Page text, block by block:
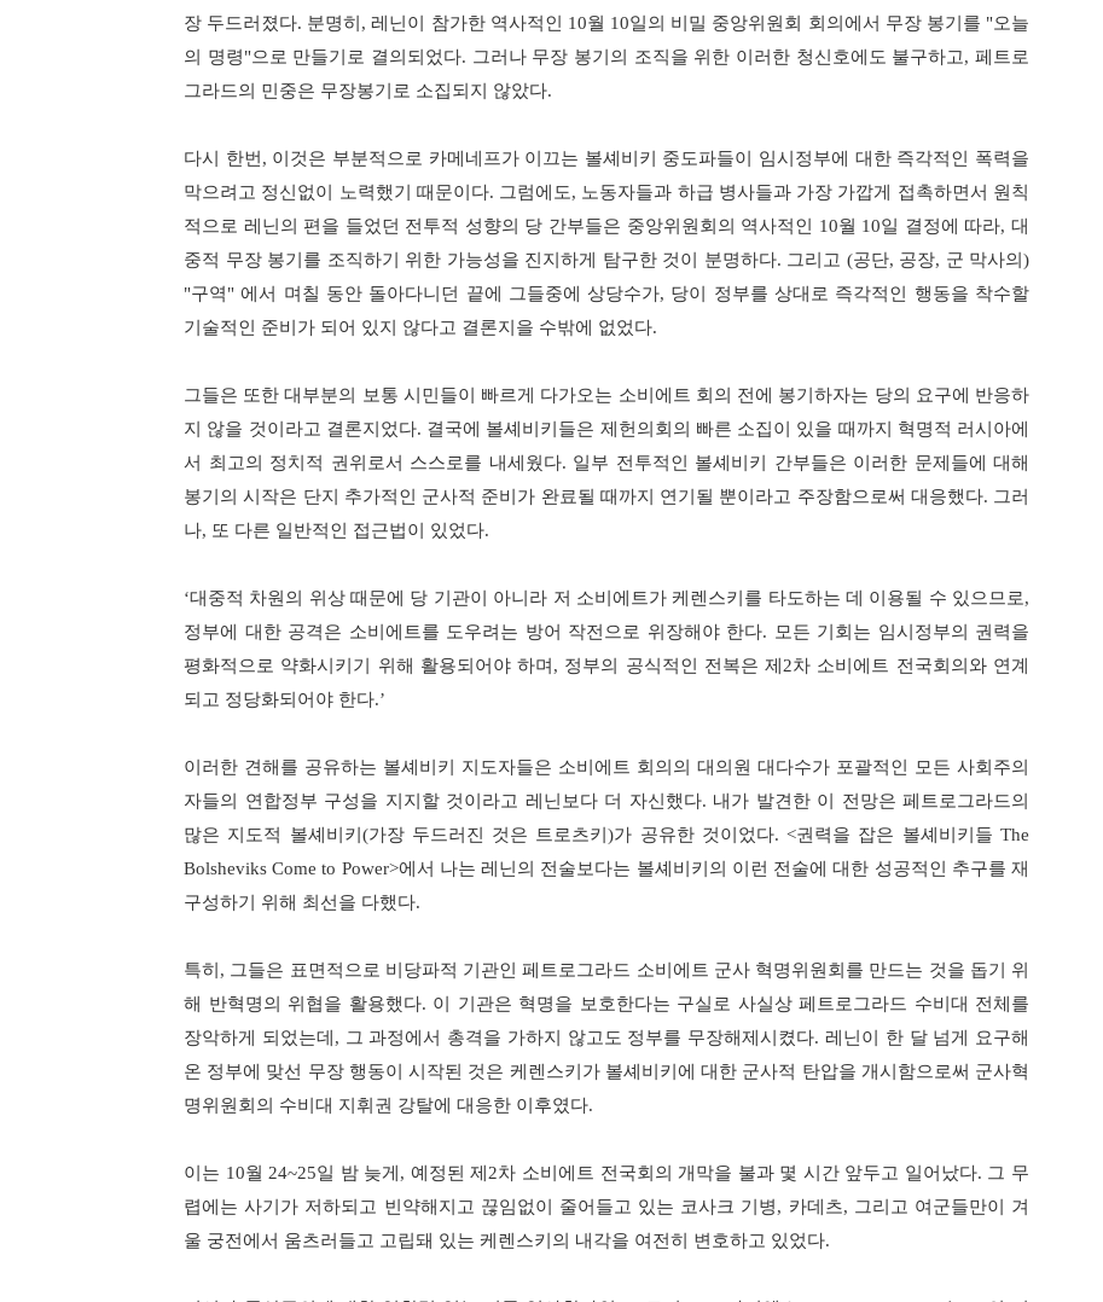
장 두드러졌다. 분명히 ,레닌이 참가한 역사적인 10월 10일의 비밀 중앙위원회 회의에서 무장 봉기를 "오늘
의 명령"으로 만들기로 결의되었다. 그러나 무장 봉기의 조직을 위한 이러한 청신호에도 불구하고,페트로
그라드의 민중은 무장봉기로 소집되지 않았다.
다시 한번 , 이것은 부분적으로 카메네프가 이끄는 볼셰비키 중도파들이 임시정부에 대한 즉각적인 폭력을
막으려고 정신없이 노력했기 때문이다. 그럼에도, 노동자들과 하급 병사들과 가장 가깝게 접촉하면서 원칙
적으로 레닌의 편을 들었던 전투적 성향의 당 간부들은 중앙위원회의 역사적인 10월 10일 결정에 따라,대
중적 무장 봉기를 조직하기 위한 가능성을 진지하게 탐구한 것이 분명하다. 그리고 (공단, 공장, 군 막사의 )
"구역" 에서 며칠 동안 돌아다니던 끝에 그들중에 상당수가, 당이 정부를 상대로 즉각적인 행동을 착수할
기술적인 준비가 되어 있지 않다고 결론지을 수밖에 없었다.
그들은 또한 대부분의 보통 시민들이 빠르게 다가오는 소비에트 회의 전에 봉기하자는 당의 요구에 반응하
지 않을 것이라고 결론지었다. 결국에 볼셰비키들은 제헌의회의 빠른 소집이 있을 때까지 혁명적 러시아에
서 최고의 정치적 권위로서 스스로를 내세웠다. 일부 전투적인 볼셰비키 간부들은 이러한 문제들에 대해
봉기의 시작은 단지 추가적인 군사적 준비가 완료될 때까지 연기될 뿐이라고 주장함으로써 대응했다. 그러
나, 또 다른 일반적인 접근법이 있었다.
‘대중적 차원의 위상 때문에 당 기관이 아니라 저 소비에트가 케렌스키를 타도하는 데 이용될 수 있으므로,
정부에 대한 공격은 소비에트를 도우려는 방어 작전으로 위장해야 한다. 모든 기회는 임시정부의 권력을
평화적으로 약화시키기 위해 활용되어야 하며 , 정부의 공식적인 전복은 제 2차 소비에트 전국회의와 연계
되고 정당화되어야 한다.’
이러한 견해를 공유하는 볼셰비키 지도자들은 소비에트 회의의 대의원 대다수가 포괄적인 모든 사회주의
자들의 연합정부 구성을 지지할 것이라고 레닌보다 더 자신했다. 내가 발견한 이 전망은 페트로그라드의
많은 지도적 볼셰비키 (가장 두드러진 것은 트로츠키)가 공유한 것이었다. <권력을 잡은 볼셰비키들The
Bolsheviks Come to Power>에서 나는 레닌의 전술보다는 볼셰비키의 이런 전술에 대한 성공적인 추구를 재
구성하기 위해 최선을 다했다.
특히 , 그들은 표면적으로 비당파적 기관인 페트로그라드 소비에트 군사 혁명위원회를 만드는 것을 돕기 위
해 반혁명의 위협을 활용했다. 이 기관은 혁명을 보호한다는 구실로 사실상 페트로그라드 수비대 전체를
장악하게 되었는데 , 그 과정에서 총격을 가하지 않고도 정부를 무장해제시켰다. 레닌이 한 달 넘게 요구해
온 정부에 맞선 무장 행동이 시작된 것은 케렌스키가 볼셰비키에 대한 군사적 탄압을 개시함으로써 군사혁
명위원회의 수비대 지휘권 강탈에 대응한 이후였다.
이는 10월 24~25일 밤 늦게 , 예정된 제 2차 소비에트 전국회의 개막을 불과 몇 시간 앞두고 일어났다. 그 무
렵에는 사기가 저하되고 빈약해지고 끊임없이 줄어들고 있는 코사크 기병, 카데츠, 그리고 여군들만이 겨
울 궁전에서 움츠러들고 고립돼 있는 케렌스키의 내각을 여전히 변호하고 있었다.